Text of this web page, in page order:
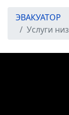
ЭВАКУАТОР
Услуги